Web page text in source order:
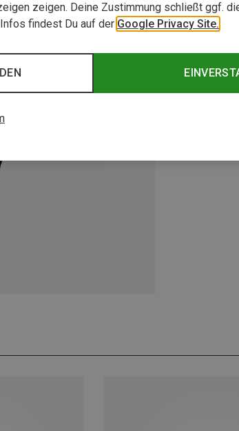
zeigen. Deine Zustimmung schließt ggf.
Infos findest Du auf der Google Privacy Site.